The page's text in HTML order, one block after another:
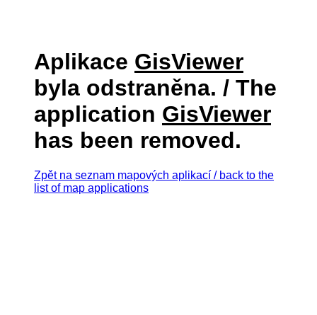
Aplikace GisViewer
byla odstraněna. / The
application GisViewer
has been removed.
Zpět na seznam mapových aplikací / back to the
list of map applications